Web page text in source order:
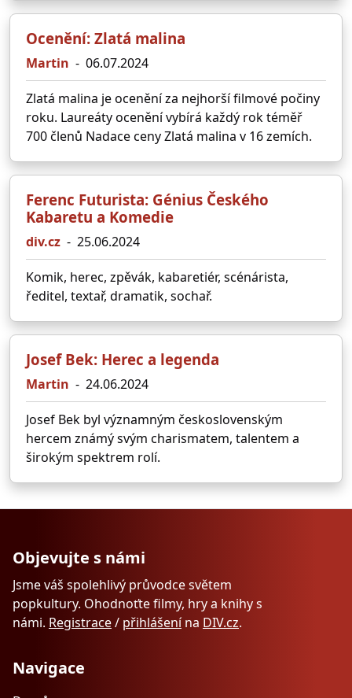
Ocenění: Zlatá malina
Martin - 06.07.2024
Zlatá malina je ocenění za nejhorší filmové počiny
roku. Laureáty ocenění vybírá každý rok téměř
700 členů Nadace ceny Zlatá malina v 16 zemích.
Ferenc Futurista: Génius Českého
Kabaretu a Komedie
div.cz - 25.06.2024
Komik, herec, zpěvák, kabaretiér, scénárista,
ředitel, textař, dramatik, sochař.
Josef Bek: Herec a legenda
Martin - 24.06.2024
Josef Bek byl významným československým
hercem známý svým charismatem, talentem a
širokým spektrem rolí.
Objevujte s námi
Jsme váš spolehlivý průvodce světem
popkultury. Ohodnoťte filmy, hry a knihy s
námi. Registrace/ přihlášenína DIV.cz.
Navigace